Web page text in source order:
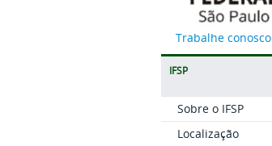
Trabalhe conosco
IFSP
Sobre o IFSP
Localização